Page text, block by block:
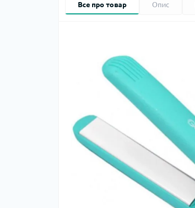
Все про товар Опис